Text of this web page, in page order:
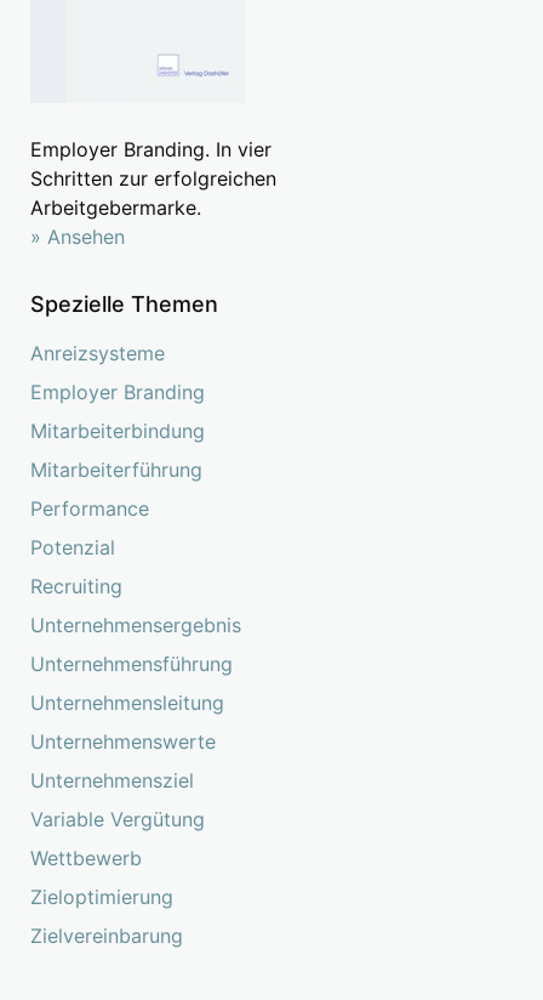
Employer Branding. In vier
Schritten zur erfolgreichen
Arbeitgebermarke.
» Ansehen
Spezielle Themen
Anreizsysteme
Employer Branding
Mitarbeiterbindung
Mitarbeiterführung
Performance
Potenzial
Recruiting
Unternehmensergebnis
Unternehmensführung
Unternehmensleitung
Unternehmenswerte
Unternehmensziel
Variable Vergütung
Wettbewerb
Zieloptimierung
Zielvereinbarung